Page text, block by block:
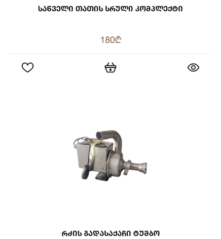
Საწველი Თათის Სრული Კომპლექტი
180₾
Რძის Გადასაქაჩი Ტუმბო